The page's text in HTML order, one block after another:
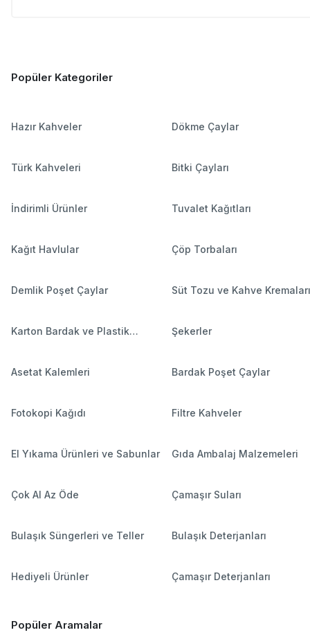
Popüler Kategoriler
Hazır Kahveler Dökme Çaylar
Türk Kahveleri Bitki Çayları
İndirimli Ürünler Tuvalet Kağıtları
Kağıt Havlular Çöp Torbaları
Demlik Poşet Çaylar Süt Tozu ve Kahve Kremaları
Karton Bardak ve Plastik
Şekerler
Asetat Kalemleri Bardak Poşet Çaylar
Fotokopi Kağıdı Filtre Kahveler
El Yıkama Ürünleri ve Sabunlar Gıda Ambalaj Malzemeleri
Çok Al Az Öde Çamaşır Suları
Bulaşık Süngerleri ve Teller Bulaşık Deterjanları
Hediyeli Ürünler Çamaşır Deterjanları
Popüler Aramalar